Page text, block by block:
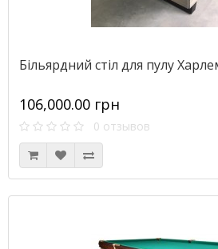
Більярдний стіл для пулу
106,000.00 грн
0 отзывов